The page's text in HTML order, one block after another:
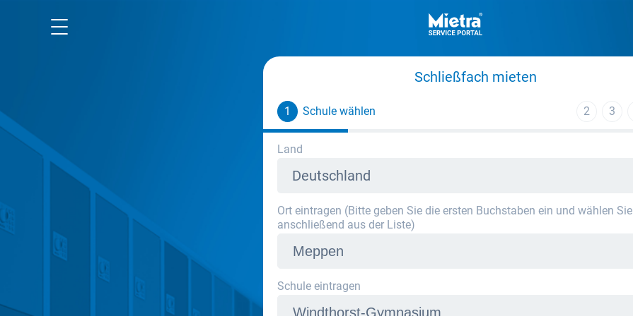
Schließfach mieten
1 Schule wählen 2 3
Land
Deutschland
Ort eintragen (Bitte geben Sie die ersten Buchstaben ein und wählen Sie
anschließend aus der Liste)
Schule eintragen